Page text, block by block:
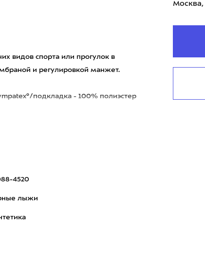
видов спорта или прогулок в
и регулировкой манжет.
подкладка - 100% полиэстер
4520
лыжи
Москва,